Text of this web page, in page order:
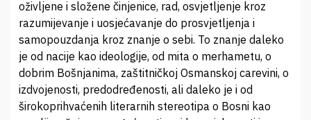
oživljene i složene činjenice, rad, osvjetljenje kroz
razumijevanje i uosjećavanje do prosvjetljenja i
samopouzdanja kroz znanje o sebi. To znanje daleko
je od nacije kao ideologije, od mita o merhametu, o
dobrim Bošnjanima, zaštitničkoj Osmanskoj carevini, o
izdvojenosti, predodređenosti, ali daleko je i od
širokoprihvaćenih literarnih stereotipa o Bosni kao